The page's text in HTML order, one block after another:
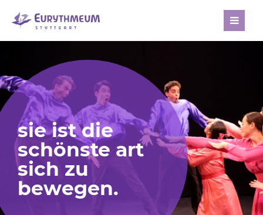
sie ist die
schönste art
sich zu
bewegen.